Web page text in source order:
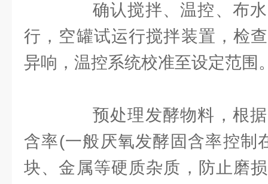
确认搅拌、温控、布水
行，空罐试运行搅拌装置，检
异响，温控系统校准至设定范围
预处理发酵物料，根据
含率(一般厌氧发酵固含率控制
块、金属等硬质杂质，防止磨